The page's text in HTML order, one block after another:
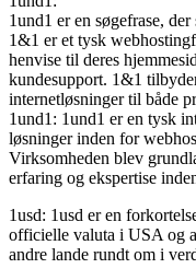
1und1 er en søgefrase,
1&1 er et tysk
henvise til deres
kundesupport. 1&1
internetløsninger til både
1und1: 1und1 er en tysk
løsninger inden for
Virksomheden blev
erfaring og ekspertise
1usd: 1usd er en
officielle valuta i USA og
andre lande rundt om i